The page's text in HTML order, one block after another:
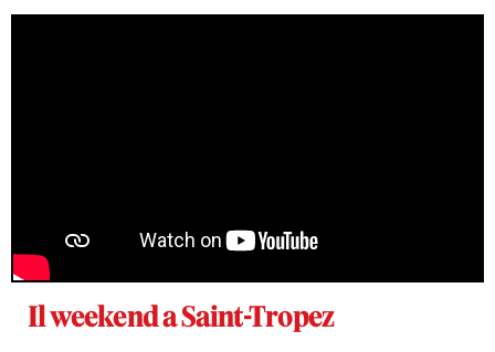
Il weekend a Saint-Tropez